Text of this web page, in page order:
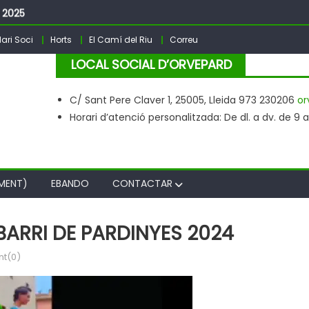
PARDINYES 2026
Soci Horts El Camí del Riu Correu
LOCAL SOCIAL D’ORVEPARD
C/ Sant Pere Claver 1, 25005, Lleida 973 230206
Horari d’atenció personalitzada: De dl. a dv. de 9
EBANDO CONTACTAR
DE PARDINYES 2024